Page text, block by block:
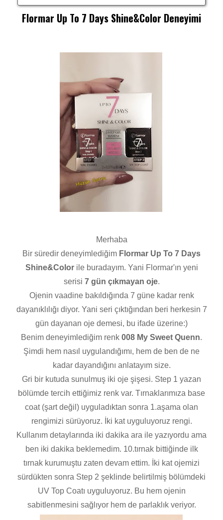
Flormar Up To 7 Days Shine&Color Deneyimi
Merhaba
Bir süredir deneyimlediğim Flormar Up To 7 Days
Shine&Colorile buradayım. Yani Flormar'ın yeni
serisi 7 gün çıkmayan oje.
Ojenin vaadine bakıldığında 7 güne kadar renk
dayanıklılığı diyor. Yani seri çıktığından beri herkesin 7
gün dayanan oje demesi, bu ifade üzerine:)
Benim deneyimlediğim renk 008 My Sweet Quenn.
Şimdi hem nasıl uygulandığımı, hem de ben de ne
kadar dayandığını anlatayım size.
Gri bir kutuda sunulmuş iki oje şişesi. Step 1 yazan
bölümde tercih ettiğimiz renk var. Tırnaklarımıza base
coat (şart değil) uyguladıktan sonra 1.aşama olan
rengimizi sürüyoruz. İki kat uyguluyoruz rengi.
Kullanım detaylarında iki dakika ara ile yazıyordu ama
ben iki dakika beklemedim. 10.tırnak bittiğinde ilk
tırnak kurumuştu zaten devam ettim. İki kat ojemizi
sürdükten sonra Step 2 şeklinde belirtilmiş bölümdeki
UV Top Coatı uyguluyoruz. Bu hem ojenin
sabitlenmesini sağlıyor hem de parlaklık veriyor.